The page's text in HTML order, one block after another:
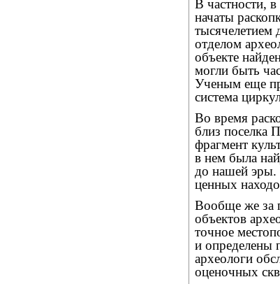
В частности,
начаты
тысячелетием
отделом
объекте
могли быть
Ученым еще
система
Во время
близ поселка
фрагмент
в нем была
до нашей эры.
ценных
Вообще же за
объектов
точное
и определены
археологи
оценочных